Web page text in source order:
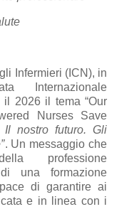
Infermieri (ICN), in
Internazionale
il 2026 il tema “Our
Nurses Save
Il nostro futuro. Gli
. Un messaggio che
professione
una formazione
di garantire ai
e in linea con i